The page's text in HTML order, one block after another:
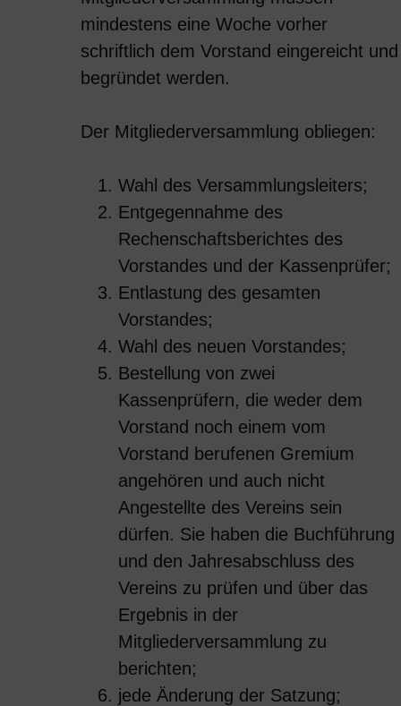
mindestens eine Woche vorher
schriftlich dem Vorstand eingereicht und
begründet werden.
Der Mitgliederversammlung obliegen:
Wahl des Versammlungsleiters;
Entgegennahme des
Rechenschaftsberichtes des
Vorstandes und der Kassenprüfer;
Entlastung des gesamten
Vorstandes;
Wahl des neuen Vorstandes;
Bestellung von zwei
Kassenprüfern, die weder dem
Vorstand noch einem vom
Vorstand berufenen Gremium
angehören und auch nicht
Angestellte des Vereins sein
dürfen. Sie haben die Buchführung
und den Jahresabschluss des
Vereins zu prüfen und über das
Ergebnis in der
Mitgliederversammlung zu
berichten;
jede Änderung der Satzung;